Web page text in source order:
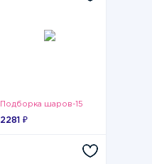
Подборка шаров-15
2281 ₽